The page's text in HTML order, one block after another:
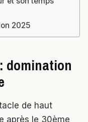
2025
domination
de haut
après le 30ème